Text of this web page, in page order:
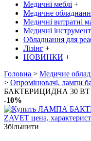
Медичні меблі +
Медичне
Медичні витратні
Медичні
Обладнання для
Лізінг +
НОВИНКИ +
Головна > Медичне
> Опромінювачі, лампи
БАКТЕРИЦИДНА 30 ВТ
-10%
Збільшити